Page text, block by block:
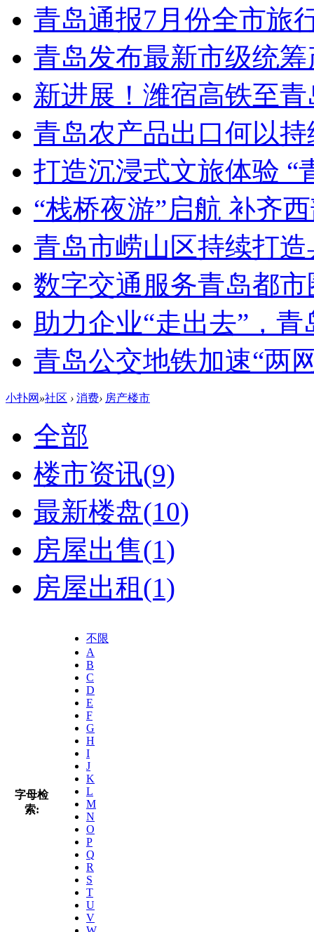
青岛通报7月份全市旅
青岛发布最新市级统
新进展！潍宿高铁至
青岛农产品出口何以持
打造沉浸式文旅体验 “
“栈桥夜游”启航 补齐
青岛市崂山区持续打
数字交通服务青岛都
助力企业“走出去”，
青岛公交地铁加速“两
小扑网 »社区 › 消费› 房产楼市
全部
楼市资讯(9)
最新楼盘(10)
房屋出售(1)
房屋出租(1)
字母检
索:
不限
A
B
C
D
E
F
G
H
I
J
K
L
M
N
O
P
Q
R
S
T
U
V